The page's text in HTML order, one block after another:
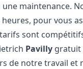
maintenance.
pour vous
sont
Pavilly gratuit
de notre travail et